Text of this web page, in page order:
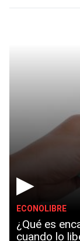
▶
ECONOLIBRE
¿Qué es
cuando lo